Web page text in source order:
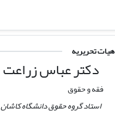
هیات تحریریه
دکتر عباس زراعت
فقه و حقوق
استاد گروه حقوق دانشگاه کاشان